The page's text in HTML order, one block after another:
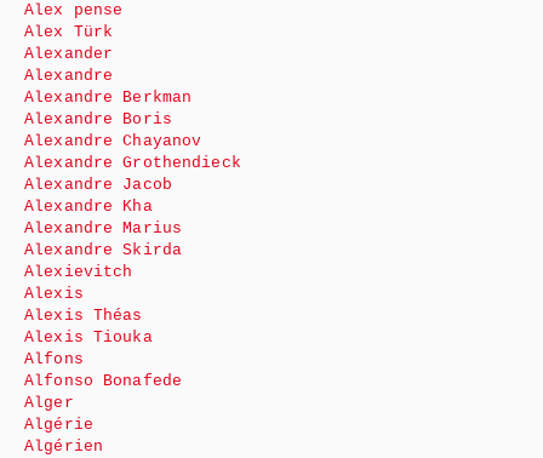
Alex pense
Alex Türk
Alexander
Alexandre
Alexandre Berkman
Alexandre Boris
Alexandre Chayanov
Alexandre Grothendieck
Alexandre Jacob
Alexandre Kha
Alexandre Marius
Alexandre Skirda
Alexievitch
Alexis
Alexis Théas
Alexis Tiouka
Alfons
Alfonso Bonafede
Alger
Algérie
Algérien